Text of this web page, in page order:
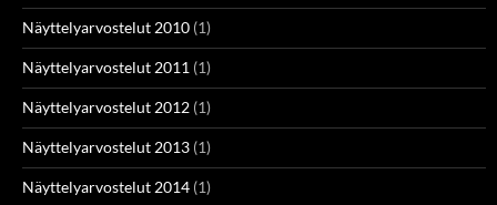
Näyttelyarvostelut 2010 (1)
Näyttelyarvostelut 2011 (1)
Näyttelyarvostelut 2012 (1)
Näyttelyarvostelut 2013 (1)
Näyttelyarvostelut 2014 (1)